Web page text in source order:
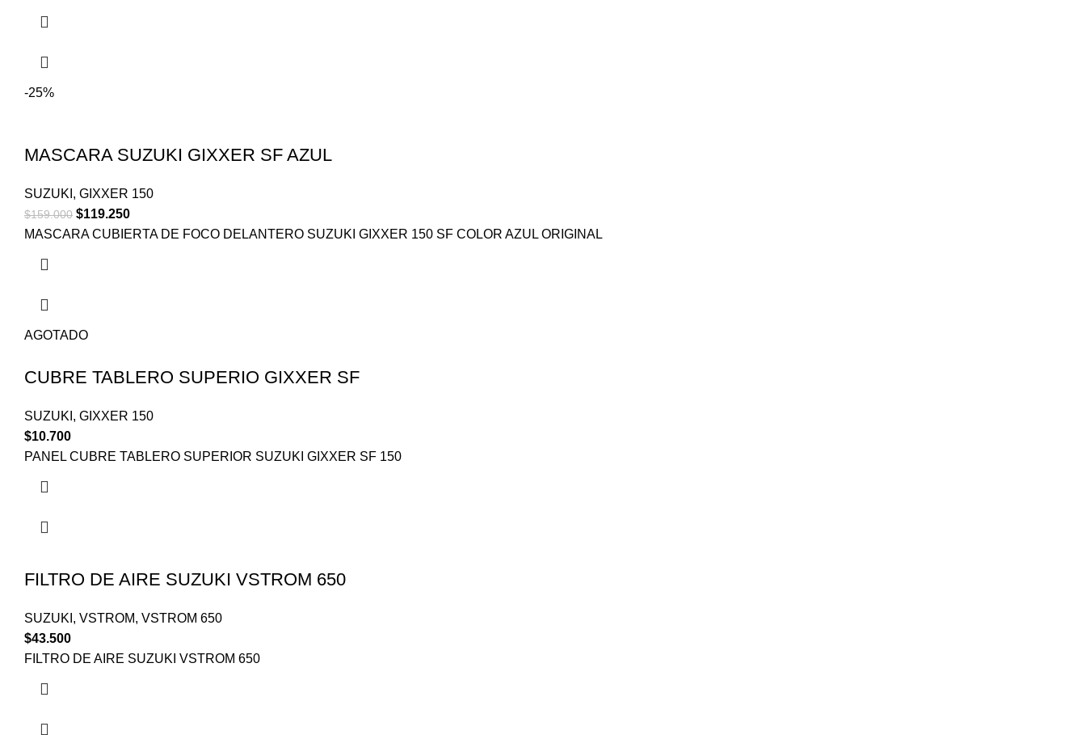
-25%
MASCARA SUZUKI GIXXER SF AZUL
SUZUKI , GIXXER 150
$159.000 $119.250
MASCARA CUBIERTA DE FOCO DELANTERO SUZUKI GIXXER 150 SF COLOR AZUL ORIGINAL
AGOTADO
CUBRE TABLERO SUPERIO GIXXER SF
SUZUKI , GIXXER 150
$10.700
PANEL CUBRE TABLERO SUPERIOR SUZUKI GIXXER SF 150
FILTRO DE AIRE SUZUKI VSTROM 650
SUZUKI , VSTROM, VSTROM 650
$43.500
FILTRO DE AIRE SUZUKI VSTROM 650